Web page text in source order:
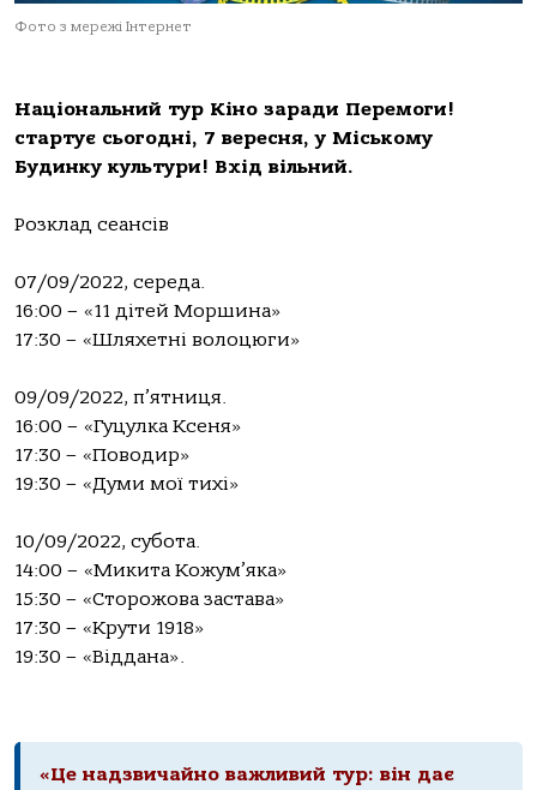
Фото з мережі Інтернет
Національний тур Кіно заради Перемоги!
стартує сьогодні, 7 вересня, у Міському
Будинку культури! Вхід вільний.
Розклад сеансів
07/09/2022, середа.
16:00 – «11 дітей Моршина»
17:30 – «Шляхетні волоцюги»
09/09/2022, п’ятниця.
16:00 – «Гуцулка Ксеня»
17:30 – «Поводир»
19:30 – «Думи мої тихі»
10/09/2022, субота.
14:00 – «Микита Кожум’яка»
15:30 – «Сторожова застава»
17:30 – «Крути 1918»
19:30 – «Віддана».
«Це надзвичайно важливий тур: він дає